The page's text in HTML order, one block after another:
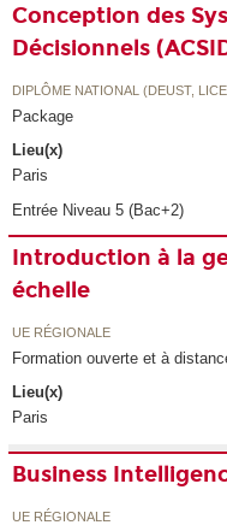
Conception des
Décisionnels
DIPLÔME NATIONAL (DEUST,
Package
Lieu(x)
Paris
Entrée Niveau 5 (Bac+2)
Introduction à la
échelle
UE RÉGIONALE
Formation ouverte et à
Lieu(x)
Paris
Business
UE RÉGIONALE